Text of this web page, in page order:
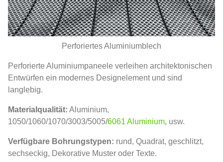
Perforiertes Aluminiumblech
Perforierte Aluminiumpaneele verleihen architektonischen
Entwürfen ein modernes Designelement und sind
langlebig.
Materialqualität: Aluminium,
1050/1060/1070/3003/5005/6061 Aluminium, usw.
Verfügbare Bohrungstypen: rund, Quadrat, geschlitzt,
sechseckig, Dekorative Muster oder Texte.